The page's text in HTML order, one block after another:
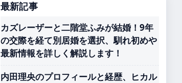
最新記事
カズレーザーと二階堂ふみが結婚！9年
の交際を経て別居婚を選択、馴れ初めや
最新情報を詳しく解説します！
内田理央のプロフィールと経歴、ヒカル